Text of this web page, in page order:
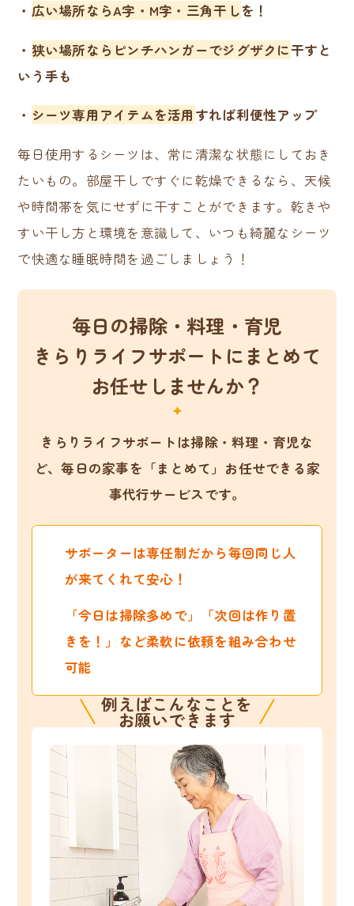
・ 広い場所ならA字・M字・三角干しを！
・ 狭い場所ならピンチハンガーでジグザクに干すと
いう手も
・ シーツ専用アイテムを活用 すれば利便性アップ
毎日使用するシーツは、常に清潔な状態にしておき
たいもの。部屋干しですぐに乾燥できるなら、天候
や時間帯を気にせずに干すことができます。乾きや
すい干し方と環境を意識して、いつも綺麗なシーツ
で快適な睡眠時間を過ごしましょう！
毎日の掃除・料理・育児
きらりライフサポートにまとめて
お任せしませんか？
きらりライフサポートは掃除・料理・育児な
ど、毎日の家事を「まとめて」お任せできる家
事代行サービスです。
サポーターは専任制だから毎回同じ人
が来てくれて安心！
「今日は掃除多めで」「次回は作り置
きを！」など柔軟に依頼を組み合わせ
可能
例えばこんなことを
お願いできます